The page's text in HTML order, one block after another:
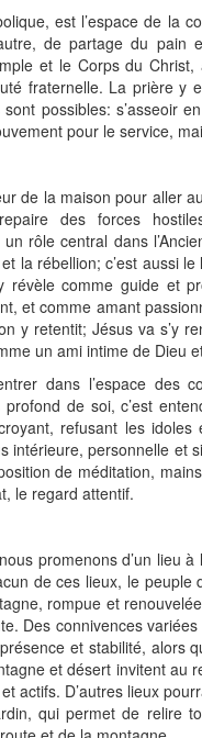
est l’espace de la
de partage du
et le Corps du
fraternelle. La prière y
possibles: s’asseoir
pour le service,
de la maison pour aller
des forces
rôle central dans
la rébellion; c’est aussi
révèle comme guide et
et comme amant
y retentit; Jésus va s’y
un ami intime de Dieu
dans l’espace des
de soi, c’est
refusant les
intérieure, personnelle et
de méditation,
le regard attentif.
promenons d’un lieu
de ces lieux, le peuple
rompue et
Des connivences
et stabilité, alors
et désert invitent au
actifs. D’autres lieux
qui permet de relire